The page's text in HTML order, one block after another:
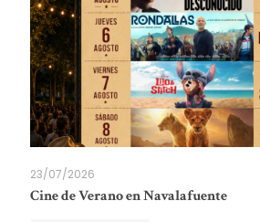
23/07/2026
Cine de Verano en Navalafuente